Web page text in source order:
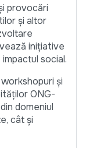
provocări
și altor
inițiative
social.
și
ONG-
domeniul
cât și